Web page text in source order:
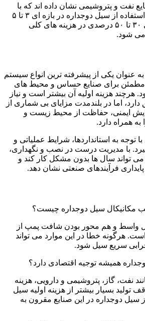
نفت و پتروشیمی نشان داده اند که با
وجود هزینه اولیه بالاتر، استفاده از سیل دوجداره در بازه ای ۳ تا ۵
ساله باعث صرفه جویی ۳۰ تا ۵۰ درصدی در هزینه های کلی
می شود.
عنوان یکی از پیشرفته ترین انواع سیستم
مطمئن برای صنایع حساس و محیط های
هزینه اولیه آن بیشتر است و نیاز
اما در بلندمدت مزایای بی شماری از
ایمنی، حفاظت از محیط زیست و
همراه دارد.
توجه به استانداردها، شرایط عملیاتی و
با مدیریت درست در نصب و نگهداری،
تواند سال ها بدون مشکل کار کند و
فرآیندهای صنعتی نشان دهد.
واسط و هم محور بودن شافت پمپ از
هرگونه خطا در این موارد می تواند
سریع سیل شود.
نفت، گاز، پتروشیمی و دارویی، هزینه
تولید بسیار بیشتر از هزینه اولیه سیل
سیل دوجداره در این صنایع مقرون به